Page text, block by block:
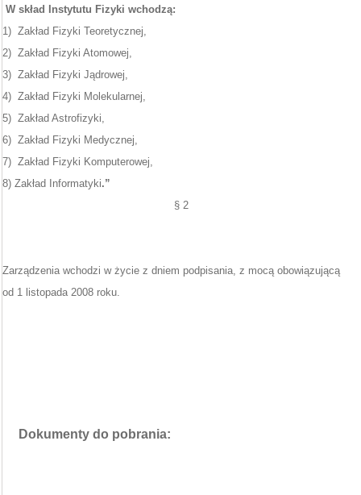
W skład Instytutu Fizyki wchodzą:
1) Zakład Fizyki Teoretycznej,
2) Zakład Fizyki Atomowej,
3) Zakład Fizyki Jądrowej,
4) Zakład Fizyki Molekularnej,
5) Zakład Astrofizyki,
6) Zakład Fizyki Medycznej,
7) Zakład Fizyki Komputerowej,
8) Zakład Informatyki.”
§ 2
Zarządzenia wchodzi w życie z dniem podpisania, z mocą obowiązującą
od 1 listopada 2008 roku.
Dokumenty do pobrania: